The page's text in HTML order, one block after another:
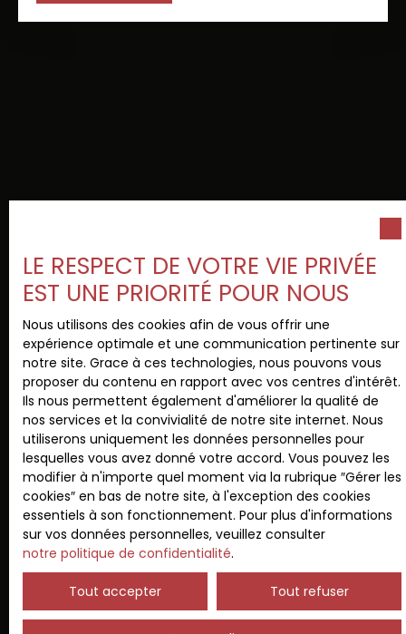
LE RESPECT DE VOTRE VIE PRIVÉE
EST UNE PRIORITÉ POUR NOUS
Nous utilisons des cookies afin de vous offrir une
expérience optimale et une communication pertinente sur
notre site. Grace à ces technologies, nous pouvons vous
proposer du contenu en rapport avec vos centres d'intérêt.
Ils nous permettent également d'améliorer la qualité de
nos services et la convivialité de notre site internet. Nous
utiliserons uniquement les données personnelles pour
lesquelles vous avez donné votre accord. Vous pouvez les
modifier à n'importe quel moment via la rubrique ″Gérer les
cookies″ en bas de notre site, à l'exception des cookies
essentiels à son fonctionnement. Pour plus d'informations
sur vos données personnelles, veuillez consulter
notre politique de confidentialité.
Tout accepter Tout refuser